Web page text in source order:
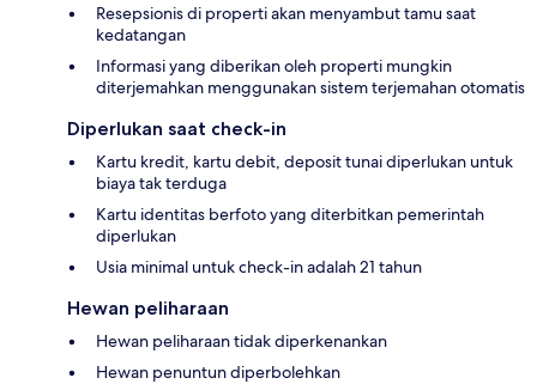
Resepsionis di properti akan menyambut tamu saat
kedatangan
Informasi yang diberikan oleh properti mungkin
diterjemahkan menggunakan sistem terjemahan otomatis
Diperlukan saat check-in
Kartu kredit, kartu debit, deposit tunai diperlukan untuk
biaya tak terduga
Kartu identitas berfoto yang diterbitkan pemerintah
diperlukan
Usia minimal untuk check-in adalah 21 tahun
Hewan peliharaan
Hewan peliharaan tidak diperkenankan
Hewan penuntun diperbolehkan